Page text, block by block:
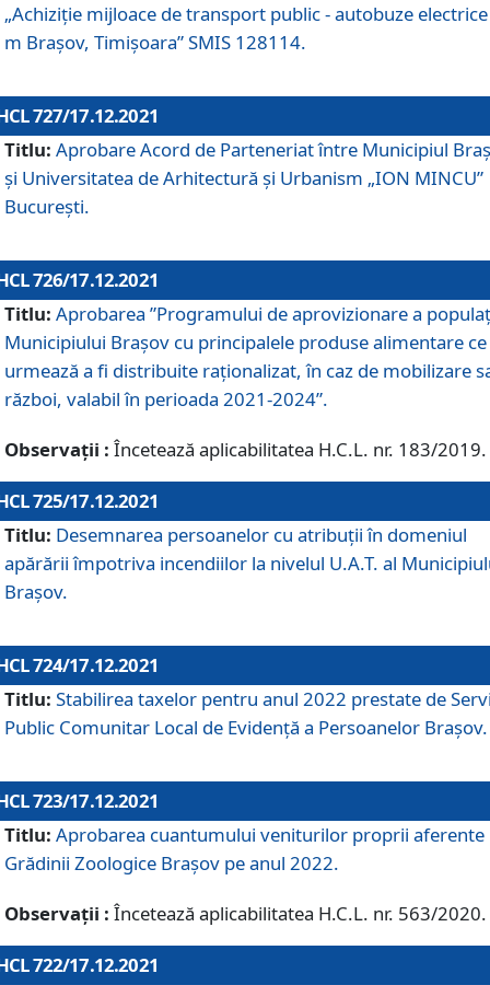
„Achiziție mijloace de transport public - autobuze
m Brașov, Timișoara” SMIS 128114.
727/17.12.2021
Titlu: Aprobare Acord de Parteneriat între Municipiul
și Universitatea de Arhitectură și Urbanism „ION MINCU”
București.
726/17.12.2021
Titlu: Aprobarea ”Programului de aprovizionare a
Municipiului Braşov cu principalele produse alimentare ce
urmează a fi distribuite raționalizat, în caz de mobilizare
război, valabil în perioada 2021-2024”.
Observații : Încetează aplicabilitatea H.C.L. nr. 183/2019.
725/17.12.2021
Titlu: Desemnarea persoanelor cu atribuții în domeniul
apărării împotriva incendiilor la nivelul U.A.T. al
Brașov.
724/17.12.2021
Titlu: Stabilirea taxelor pentru anul 2022 prestate de
Public Comunitar Local de Evidență a Persoanelor Braşov.
723/17.12.2021
Titlu: Aprobarea cuantumului veniturilor proprii aferente
Grădinii Zoologice Braşov pe anul 2022.
Observații : Încetează aplicabilitatea H.C.L. nr. 563/2020.
722/17.12.2021